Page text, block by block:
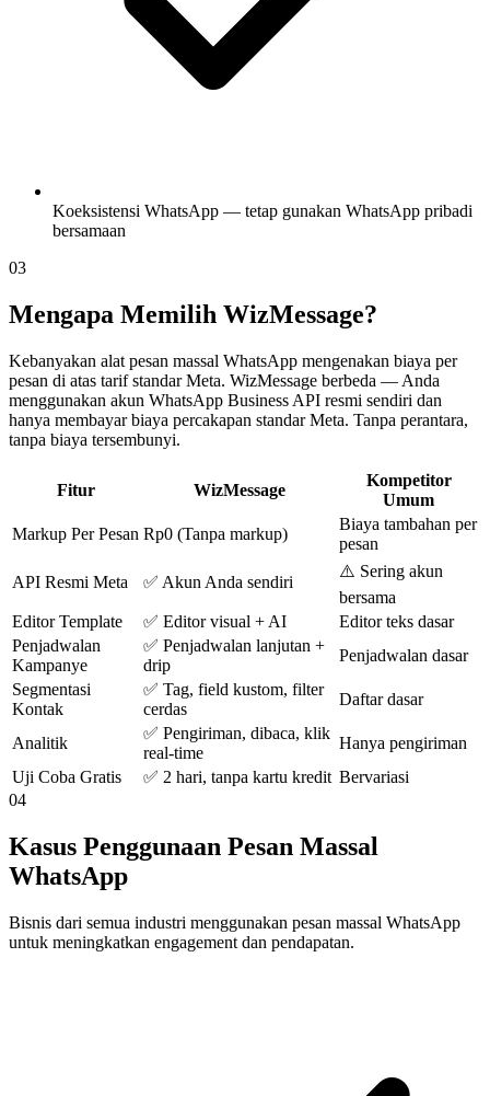
Koeksistensi WhatsApp — tetap gunakan WhatsApp pribadi
bersamaan
03
Mengapa Memilih WizMessage?
Kebanyakan alat pesan massal WhatsApp mengenakan biaya per
pesan di atas tarif standar Meta. WizMessage berbeda — Anda
menggunakan akun WhatsApp Business API resmi sendiri dan
hanya membayar biaya percakapan standar Meta. Tanpa perantara,
tanpa biaya tersembunyi.
Fitur WizMessage
Kompetitor
Umum
Markup Per Pesan Rp0 (Tanpa markup)
Biaya tambahan per
pesan
API Resmi Meta ✅ Akun Anda sendiri
⚠️ Sering akun
bersama
Editor Template
✅ Editor visual + AI
Editor teks dasar
Penjadwalan
Kampanye
✅ Penjadwalan lanjutan +
drip
Penjadwalan dasar
Segmentasi
Kontak
✅ Tag, field kustom, filter
cerdas
Daftar dasar
Analitik
✅ Pengiriman, dibaca, klik
real-time
Hanya pengiriman
Uji Coba Gratis
✅ 2 hari, tanpa kartu kredit Bervariasi
04
Kasus Penggunaan Pesan Massal
WhatsApp
Bisnis dari semua industri menggunakan pesan massal WhatsApp
untuk meningkatkan engagement dan pendapatan.